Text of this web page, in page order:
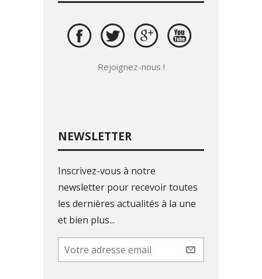
Rejoignez-nous !
NEWSLETTER
Inscrivez-vous à notre
newsletter pour recevoir toutes
les dernières actualités à la une
et bien plus...